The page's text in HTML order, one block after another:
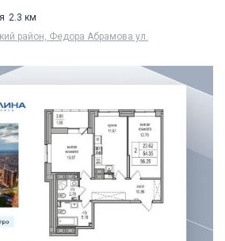
2.3 км
район, Федора Абрамова ул.